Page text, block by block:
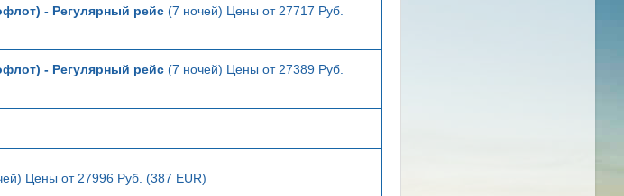
- Регулярный рейс (7 ночей) Цены от 27717 Руб.
- Регулярный рейс (7 ночей) Цены от 27389 Руб.
Цены от 27996 Руб. (387 EUR)